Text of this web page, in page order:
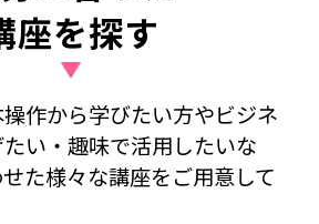
座を探す
作から学びたい方やビジネ
い・趣味で活用したいな
た様々な講座をご用意して